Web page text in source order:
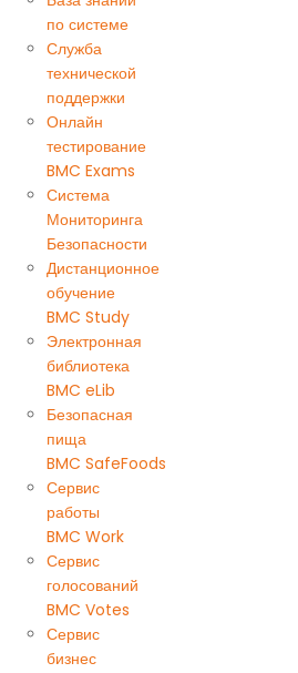
по системе
Служба
технической
поддержки
Онлайн
тестирование
BMC Exams
Система
Мониторинга
Безопасности
Дистанционное
обучение
BMC Study
Электронная
библиотека
BMC eLib
Безопасная
пища
BMC SafeFoods
Сервис
работы
BMC Work
Сервис
голосований
BMC Votes
Сервис
бизнес